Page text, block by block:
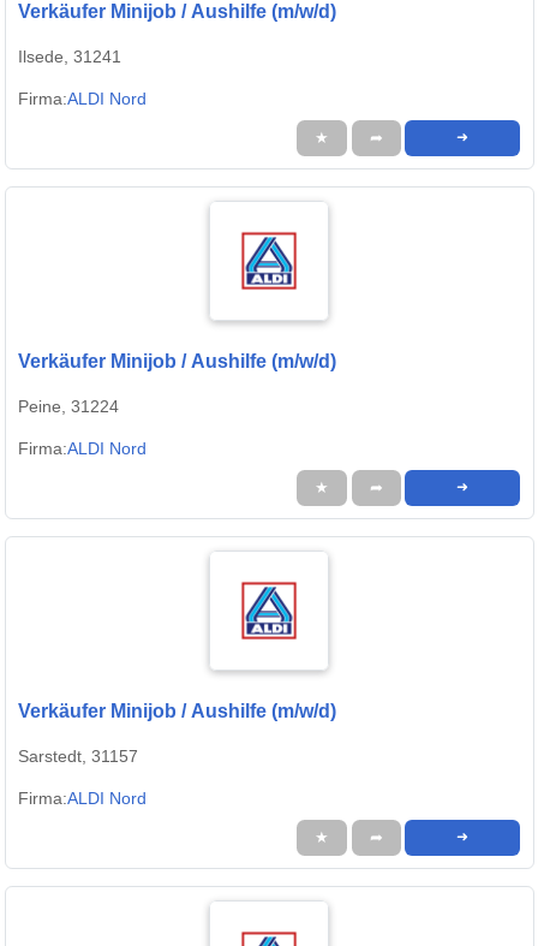
Verkäufer Minijob / Aushilfe (m/w/d)
Ilsede, 31241
Firma:ALDI Nord
★ ➦ ➜
Verkäufer Minijob / Aushilfe (m/w/d)
Peine, 31224
Firma:ALDI Nord
★ ➦ ➜
Verkäufer Minijob / Aushilfe (m/w/d)
Sarstedt, 31157
Firma:ALDI Nord
★ ➦ ➜